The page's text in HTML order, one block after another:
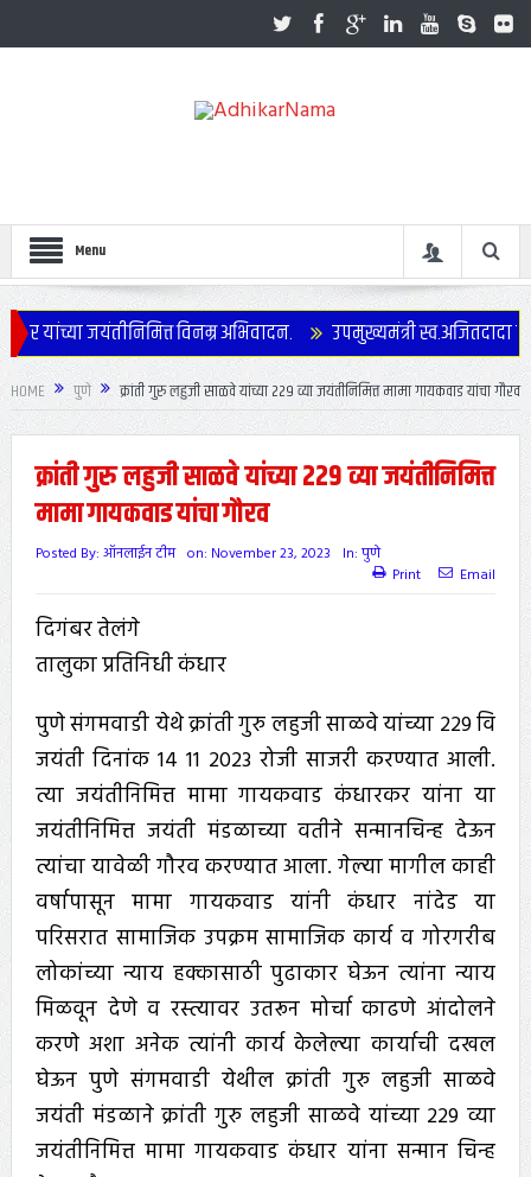
Menu
जयंतीनिमित्त विनम्र अभिवादन. उपमुख्यमंत्री स्व.अजितदादा
HOME पुणे क्रांती गुरु लहुजी साळवे यांच्या 229 व्या जयंतीनिमित्त मामा गायकवाड यांचा गौरव
क्रांती गुरु लहुजी साळवे यांच्या 229 व्या जयंतीनिमित्त
मामा गायकवाड यांचा गौरव
Posted By: ऑनलाईन टीम on: November 23, 2023 In: पुणे
Print
Email
दिगंबर तेलंगे
तालुका प्रतिनिधी कंधार
पुणे संगमवाडी येथे क्रांती गुरु लहुजी साळवे यांच्या 229 वि
जयंती दिनांक 14 11 2023 रोजी साजरी करण्यात आली.
त्या जयंतीनिमित्त मामा गायकवाड कंधारकर यांना या
जयंतीनिमित्त जयंती मंडळाच्या वतीने सन्मानचिन्ह देऊन
त्यांचा यावेळी गौरव करण्यात आला. गेल्या मागील काही
वर्षापासून मामा गायकवाड यांनी कंधार नांदेड या
परिसरात सामाजिक उपक्रम सामाजिक कार्य व गोरगरीब
लोकांच्या न्याय हक्कासाठी पुढाकार घेऊन त्यांना न्याय
मिळवून देणे व रस्त्यावर उतरून मोर्चा काढणे आंदोलने
करणे अशा अनेक त्यांनी कार्य केलेल्या कार्याची दखल
घेऊन पुणे संगमवाडी येथील क्रांती गुरु लहुजी साळवे
जयंती मंडळाने क्रांती गुरु लहुजी साळवे यांच्या 229 व्या
जयंतीनिमित्त मामा गायकवाड कंधार यांना सन्मान चिन्ह